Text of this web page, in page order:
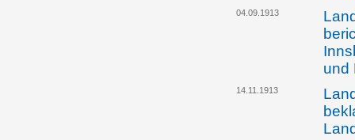
04.09.1913
und
14.11.1913